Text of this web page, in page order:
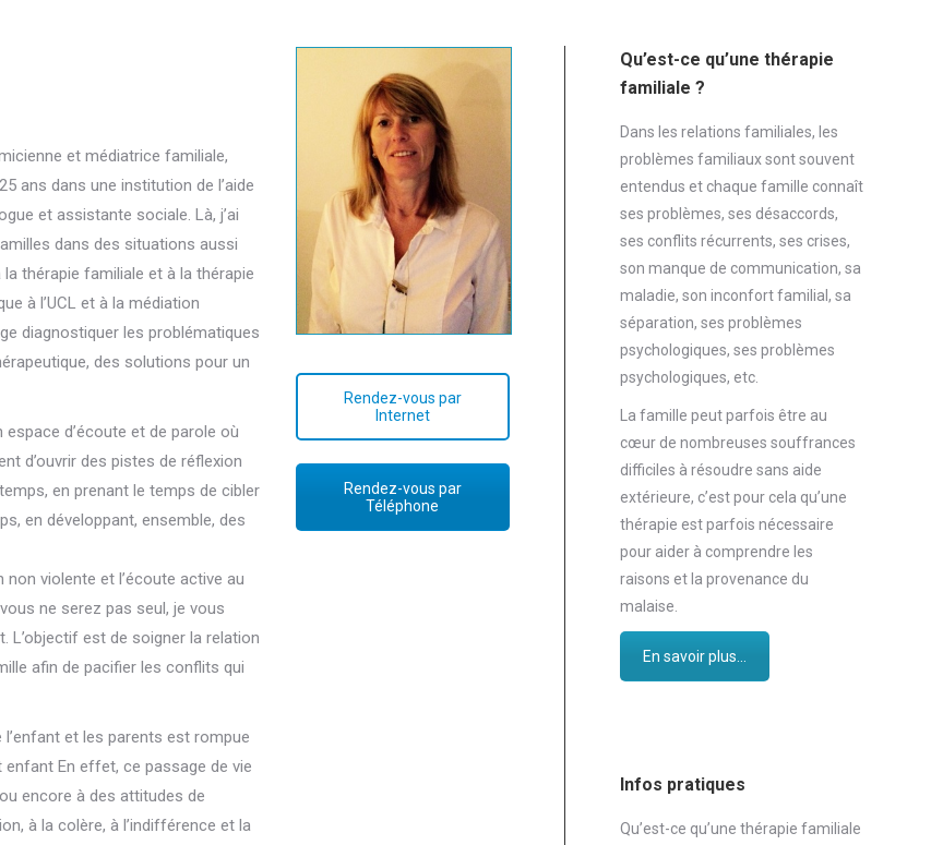
et médiatrice familiale,
ans dans une institution de l’aide
et assistante sociale. Là, j’ai
dans des situations aussi
thérapie familiale et à la thérapie
à l’UCL et à la médiation
diagnostiquer les problématiques
des solutions pour un
d’écoute et de parole où
d’ouvrir des pistes de réflexion
en prenant le temps de cibler
en développant, ensemble, des
violente et l’écoute active au
ne serez pas seul, je vous
L’objectif est de soigner la relation
afin de pacifier les conflits qui
et les parents est rompue
enfant En effet, ce passage de vie
encore à des attitudes de
à la colère, à l’indifférence et la
Rendez-vous par
Internet
Rendez-vous par
Téléphone
Qu’est-ce qu’une thérapie
familiale ?
Dans les relations familiales, les
problèmes familiaux sont souvent
entendus et chaque famille connaît
ses problèmes, ses désaccords,
ses conflits récurrents, ses crises,
son manque de communication, sa
maladie, son inconfort familial, sa
séparation, ses problèmes
psychologiques, ses problèmes
psychologiques, etc.
La famille peut parfois être au
cœur de nombreuses souffrances
difficiles à résoudre sans aide
extérieure, c’est pour cela qu’une
thérapie est parfois nécessaire
pour aider à comprendre les
raisons et la provenance du
malaise.
En savoir plus...
Infos pratiques
Qu’est-ce qu’une thérapie familiale